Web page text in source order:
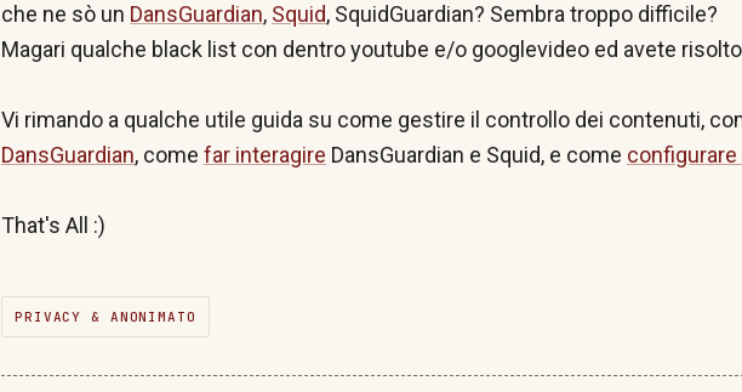
che ne sò un DansGuardian, Squid, SquidGuardian? Sembra troppo difficile?
Magari qualche black list con dentro youtube e/o googlevideo ed avete
Vi rimando a qualche utile guida su come gestire il controllo dei contenuti,
DansGuardian, come far interagire DansGuardian e Squid, e come
That's All :)
PRIVACY & ANONIMATO